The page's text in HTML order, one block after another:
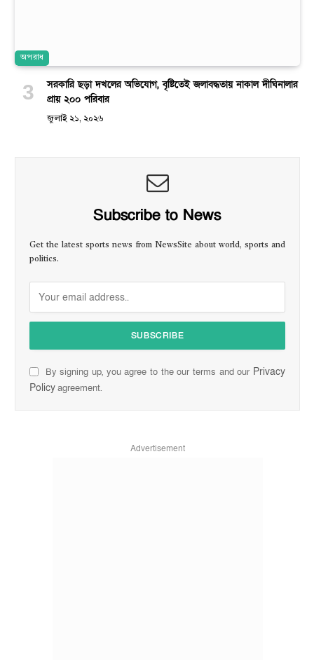
অপরাধ
সরকারি ছড়া দখলের অভিযোগ, বৃষ্টিতেই জলাবদ্ধতায় নাকাল দীঘিনালার
প্রায় ২০০ পরিবার
জুলাই ২১, ২০২৬
Subscribe to News
Get the latest sports news from NewsSite about world, sports and
politics.
By signing up, you agree to the our terms and our Privacy
Policyagreement.
Advertisement